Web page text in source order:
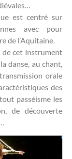
est centré sur
avec pour
de l’Aquitaine.
de cet instrument
danse, au chant,
orale
des
passéisme les
de découverte